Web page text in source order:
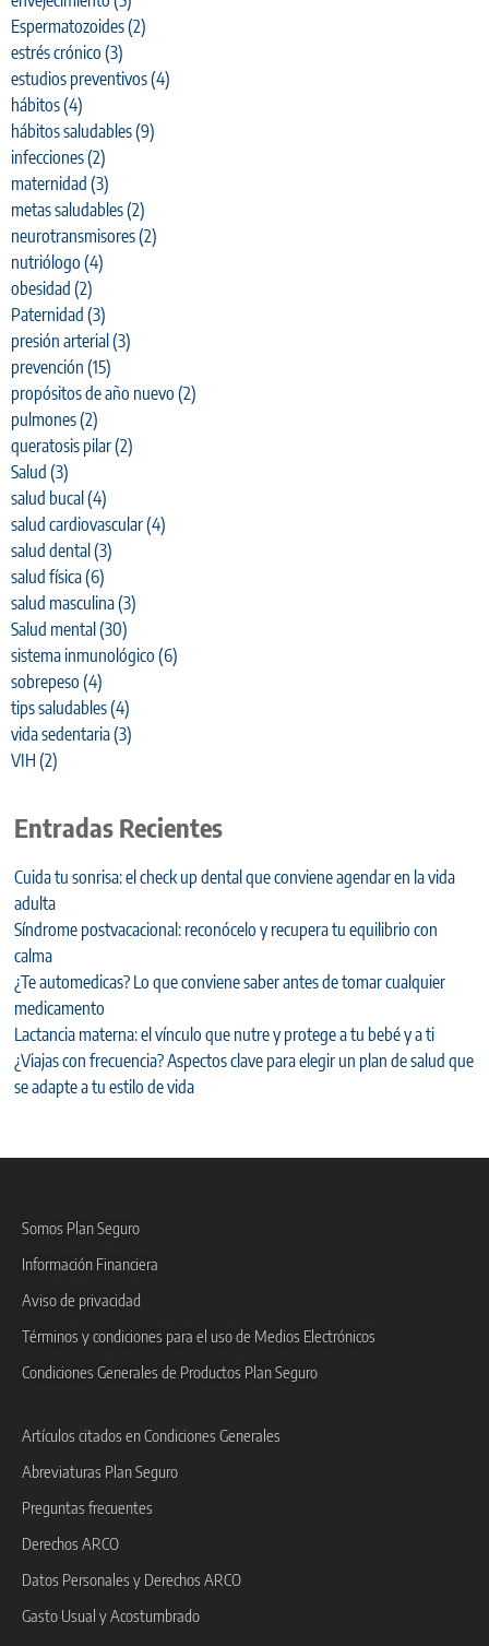
Espermatozoides(2)
estrés crónico (3)
estudios preventivos(4)
hábitos(4)
hábitos saludables(9)
infecciones(2)
maternidad (3)
metas saludables(2)
neurotransmisores(2)
nutriólogo (4)
obesidad (2)
Paternidad (3)
presión arterial(3)
prevención (15)
propósitos de año nuevo (2)
pulmones(2)
queratosis pilar(2)
Salud (3)
salud bucal(4)
salud cardiovascular(4)
salud dental(3)
salud física(6)
salud masculina(3)
Salud mental(30)
sistema inmunológico (6)
sobrepeso (4)
tips saludables(4)
vida sedentaria(3)
VIH (2)
Entradas Recientes
Cuida tu sonrisa: el check up dental que conviene agendar en la vida
adulta
Síndrome postvacacional: reconócelo y recupera tu equilibrio con
calma
¿Te automedicas? Lo que conviene saber antes de tomar cualquier
medicamento
Lactancia materna: el vínculo que nutre y protege a tu bebé y a ti
¿Viajas con frecuencia? Aspectos clave para elegir un plan de salud que
se adapte a tu estilo de vida
Somos Plan Seguro
Información Financiera
Aviso de privacidad
Términos y condiciones para el uso de Medios Electrónicos
Condiciones Generales de Productos Plan Seguro
Artículos citados en Condiciones Generales
Abreviaturas Plan Seguro
Preguntas frecuentes
Derechos ARCO
Datos Personales y Derechos ARCO
Gasto Usual y Acostumbrado